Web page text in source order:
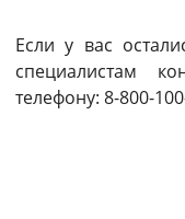
Если у вас
специалистам
телефону: 8-800-